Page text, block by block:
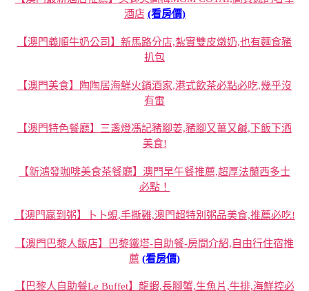
酒店 (看房價)
【澳門義順牛奶公司】新馬路分店,紮實雙皮燉奶,也有麵食豬
扒包
【澳門美食】陶陶居海鮮火鍋酒家,港式飲茶必點必吃,幾乎沒
有雷
【澳門特色餐廳】三盞燈馮記豬腳姜,豬腳又薑又鹹,下飯下酒
美食!
【新鴻發咖啡美食茶餐廳】澳門早午餐推薦,超厚法蘭西多士
必點！
【澳門贏到粥】卜卜蜆,手撕雞,澳門超特別粥品美食,推薦必吃!
【澳門巴黎人飯店】巴黎鐵塔-自助餐-房間介紹,自由行住宿推
薦 (看房價)
【巴黎人自助餐Le Buffet】龍蝦,長腳蟹,生魚片,牛排,海鮮控必